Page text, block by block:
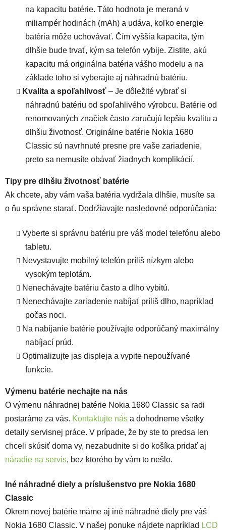
na kapacitu batérie. Táto hodnota je meraná v
miliampér hodinách (mAh) a udáva, koľko energie
batéria môže uchovávať. Čím vyššia kapacita, tým
dlhšie bude trvať, kým sa telefón vybije. Zistite, akú
kapacitu má originálna batéria vášho modelu a na
základe toho si vyberajte aj náhradnú batériu.
Kvalita a spoľahlivosť – Je dôležité vybrať si
náhradnú batériu od spoľahlivého výrobcu. Batérie od
renomovaných značiek často zaručujú lepšiu kvalitu a
dlhšiu životnosť. Originálne batérie Nokia 1680
Classic sú navrhnuté presne pre vaše zariadenie,
preto sa nemusíte obávať žiadnych komplikácií.
Tipy pre dlhšiu životnosť batérie
Ak chcete, aby vám vaša batéria vydržala dlhšie, musíte sa
o ňu správne starať. Dodržiavajte nasledovné odporúčania:
Vyberte si správnu batériu pre váš model telefónu alebo
tabletu.
Nevystavujte mobilný telefón príliš nízkym alebo
vysokým teplotám.
Nenechávajte batériu často a dlho vybitú.
Nenechávajte zariadenie nabíjať príliš dlho, napríklad
počas noci.
Na nabíjanie batérie používajte odporúčaný maximálny
nabíjací prúd.
Optimalizujte jas displeja a vypite nepoužívané
funkcie.
Výmenu batérie nechajte na nás
O výmenu náhradnej batérie Nokia 1680 Classic sa radi
postaráme za vás. Kontaktujte nás a dohodneme všetky
detaily servisnej práce. V prípade, že by ste to predsa len
chceli skúsiť doma vy, nezabudnite si do košíka pridať aj
náradie na servis, bez ktorého by vám to nešlo.
Iné náhradné diely a príslušenstvo pre Nokia 1680
Classic
Okrem novej batérie máme aj iné náhradné diely pre váš
Nokia 1680 Classic. V našej ponuke nájdete napríklad LCD